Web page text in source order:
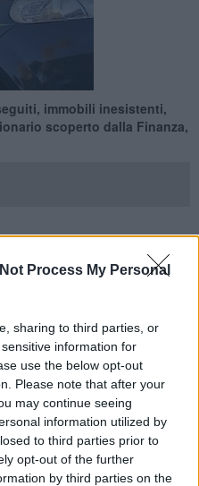
Process My Personal
sharing to third parties, or
information for
use the below opt-out
Please note that after your
may continue seeing
information utilized by
to third parties prior to
opt-out of the further
by third parties on the
immobili inesistenti,
scoperto dalla Finanza,
le persone vittime della truffa
una società edile del
the Credits, hanno scoperto una
a sequestrare oltre 5,7 milioni
7 persone.
dalla guardia di finanza
una società che nel proprio
di euro in crediti relativi a
dell'attività ispettiva